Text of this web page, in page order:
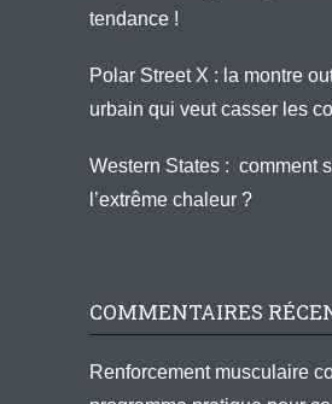
tendance !
Polar Street X : la montre
urbain qui veut casser les
Western States : comment
l’extrême chaleur ?
COMMENTAIRES
Renforcement musculaire